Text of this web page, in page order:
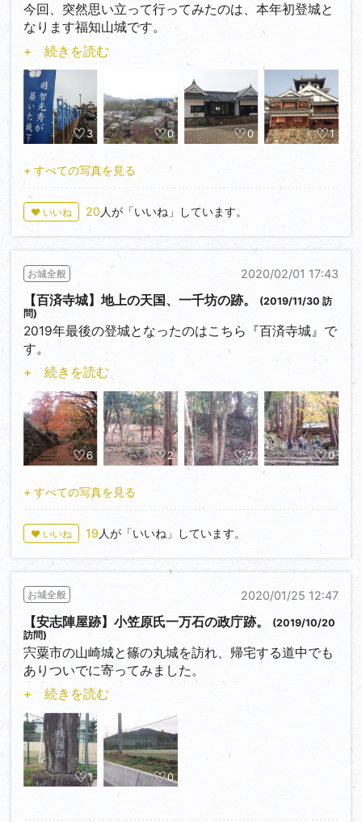
往時の黒井城を偲ぶ唯一の建造物です。こちらもお見
逃し無きよう。
境内も見どころが多いです。本堂前にあるお福の腰掛
け石や、本堂裏手近くにあり今も涸れることなく湧き
続けるお福産湯の井戸（つまり黒井城主の生活を支え
た井戸）、本堂横にある江戸時代初期に近衛信尹が自
ら設計指導して造らせた池泉観賞式庭園なども見逃せ
ません。
また、本堂の軒瓦にはさりげなく赤井氏の家紋（…と
いえば『丸に雁金』が有名ですが）『下がり藤』が掲
げられています。興禅寺は赤井直正が創建したともい
われており、ここに赤井氏と興禅寺との縁を感じるこ
とができます。ちなみに『下がり藤』はこれまた興禅
寺にゆかりの深い近衛家の家紋でもあります。
次回、十分な時間が取れたら本城に攻め込みたいとこ
あ、余談ですが、JR黒井駅前には小さなお福さまの銅
像がございますので、ご興味のある方は如何でしょう
か？？
正七年（1579）丹波平定を目指す明智光秀の軍勢によ
って落城したといわれていることから、丹波の有力豪
族である赤井氏や波多野氏に属する勢力の城であった
ことは確かなようです。
現在、城跡には市島中学校が建っており、地形的には
何となくお城があったっぽいかなーという感じはあり
ますが、明確な遺構は残っていません。土塁のような
ものはあるのですが…。
また、城跡を示す石碑が建っているのですが、これが
いけない。思いっきり中学校の敷地内…。
ということで石碑の撮影は諦め、そそくさと退散しま
した…。
中学校の敷地や立地から察するに、そんなに大きい城
ではなく、規模や形式としてはやはり城館に近いのか
なーと感じました。
今回、突然思い立って行ってみたのは、本年初登城と
なります福知山城です。
個人的には三度目ぐらいの訪問となります。
今年の大河ドラマの主人公であり、福知山の町の基礎
を築いた明智光秀のお城ですからね、幟がいっぱい！
流石になかなかの盛況振りです。観光バスも何台か見
かけました。何度となく福知山城に来ておりますが、
『福知山光秀ミュージアム』が開催されているとのこ
とで、迷わず天守（歴史資料館）とのセット券を購
入。
光秀や秀満の書状などが展示されており、また光秀の
肖像画の原本も期間限定で公開されるとのことです
（普段は複製）。とても見応えがありました。
そしていよいよ天守へ。
現在の経路は当時のものではなく明治になってから。
往時の経路は二ノ丸からなのですが、二ノ丸のあった
丘陵地は廃城後にそのものが削り取られ、本来の導線
が永遠に失われてしまったことは誠に惜しまれます。
本丸の一部も削られたり改変されたりしているよう
で、当時を偲ぶことができるのは天守台と天守曲輪、
そして本丸の一部と伯耆丸のみとなっております。
しかしそんな中でも建造物が現存しています。二ノ丸
に通じる正門であった銅門の番所が本丸に移築され現
存しています。旧城内で唯一現存する建造物ですの
で、必見ですね。
その他には、市内に城門も移築されているようです。
また、転用石の多さも見どころの一つで、本丸以内だ
けで500以上もあったそうです。石材も非常に多彩な
ように見受けられます。如何に光秀が石材集めに苦労
と、世間は光秀一色で皆様ご存知の通りなので、あえ
てその流れに逆らって、歴代城主の中でも稲葉淡路守
紀通を取り上げてみます。
素行不良で評判もよろしくなかったという彼の治世は
24年。元々水害が多く収穫高が上がらなかった福知山
において重い年貢を課し、農民に対して「農民のせい
で狩りの獲物が穫れない」と理不尽な理由で村民を虐
殺したりと、まさに暴君による苛政。福知山における
暗黒の時代だったように思います。
そんな彼が「家臣と寒鰤で酒が呑みたいから、寒鰤
100本ほど融通してほしい」と隣国の丹後宮津藩の京
+ 続きを読む
3 0 0 1
+ すべての写真を見る
♥ いいね 20 人が「いいね」しています。
2020/02/01 17:43
お城全般
【百済寺城】地上の天国、一千坊の跡。
(2019/11/30 訪
問)
2019年最後の登城となったのはこちら『百済寺城』で
す。
滋賀県東近江市、湖東三山の一つである百済寺の境内
…いやいや、寺だろ？城じゃあねぇだろ？っていうツ
ッコミもあろうかと思います。確かにその通り。
しかしながら永正十五年（1518）から大永三年
（1523）の足掛け5年間かけて、近江南部を支配して
いた佐々木六角氏が家臣の進藤賢盛に命じて石垣など
で大規模に防備を固めたため『百済寺城』と呼ばれる
ようになったのです。当然、相当数の僧兵もいたこと
でしょう。よって湖東地域最大の『寺』であり総石垣
の『城』でもあったのです。
戦国時代の百済寺の様子ですが、イエズス会の宣教師
ルイス・フロイスの日記によると『百済寺と称する大
学には、相互に独立した多数の僧院、座敷、池泉と庭
園を備えた坊舎1000坊が立ち並び、まさに地上の天
国』の様相だったといい、さらに室町時代から僧坊で
醸造されていたという清酒『百済寺樽』は当時の都の
評判になっていたといいますから、その繁栄振りがよ
くわかります（この百済寺樽は近年復刻され数量限定
で販売されております）。
鎌倉時代から六角氏と縁の深かった百済寺でしたが、
+ 続きを読む
6 2 2 0
+ すべての写真を見る
♥ いいね 19 人が「いいね」しています。
2020/01/25 12:47
お城全般
【安志陣屋跡】小笠原氏一万石の政庁跡。
(2019/10/20
訪問)
宍粟市の山崎城と篠の丸城を訪れ、帰宅する道中でも
ありついでに寄ってみました。
安志陣屋跡は兵庫県姫路市安富町安志（あんじ、と読
安志藩は小笠原氏一万石の小藩です。
立藩は享保元年（1716）、陣屋はその翌年に完成し、
以後明治を迎えるまで藩政の中心を担いました。
+ 続きを読む
1 0